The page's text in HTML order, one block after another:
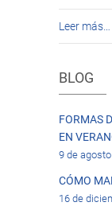
Leer más…
BLOG
FORMAS
EN
9 de
CÓMO
16 de